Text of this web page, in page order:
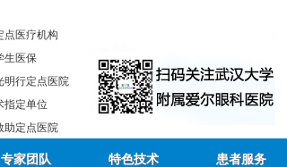
点医疗机构
生医保
明行定点医院
指定单位
助定点医院
专家团队 特色技术 患者服务